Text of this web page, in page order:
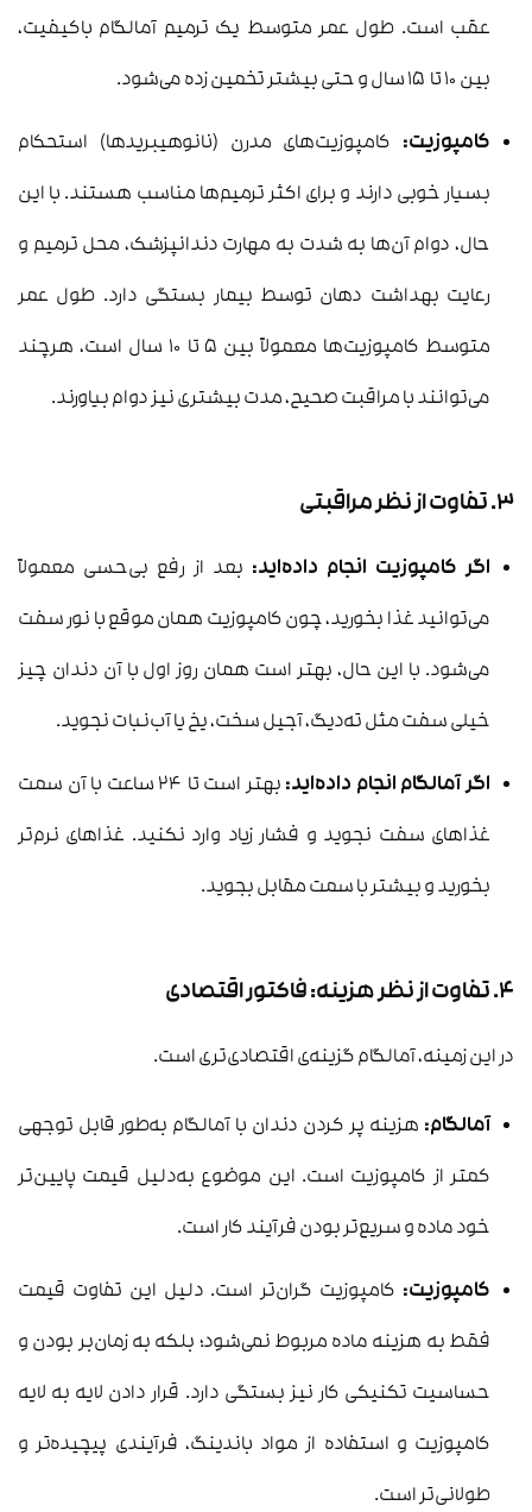
عقب است. طول عمر متوسط یک ترمیم آمالگام باکیفیت،
بین ۱۰ تا ۱۵ سال و حتی بیشتر تخمین زده می‌شود.
کامپوزیت: کامپوزیت‌های مدرن (نانوهیبریدها) استحکام
بسیار خوبی دارند و برای اکثر ترمیم‌ها مناسب هستند. با این
حال، دوام آن‌ها به شدت به مهارت دندانپزشک، محل ترمیم و
رعایت بهداشت دهان توسط بیمار بستگی دارد. طول عمر
متوسط کامپوزیت‌ها معمولاً بین ۵ تا ۱۰ سال است، هرچند
می‌توانند با مراقبت صحیح، مدت بیشتری نیز دوام بیاورند.
۳. تفاوت از نظر مراقبتی
اگر کامپوزیت انجام داده‌اید: بعد از رفع بی‌حسی معمولاً
می‌توانید غذا بخورید، چون کامپوزیت همان موقع با نور سفت
می‌شود. با این حال، بهتر است همان روز اول با آن دندان چیز
خیلی سفت مثل ته‌دیگ، آجیل سخت، یخ یا آب‌نبات نجوید.
اگر آمالگام انجام داده‌اید:
بهتر است تا ۲۴ ساعت با آن سمت
غذاهای سفت نجوید و فشار زیاد وارد نکنید. غذاهای نرم‌تر
بخورید و بیشتر با سمت مقابل بجوید.
۴. تفاوت از نظر هزینه: فاکتور اقتصادی
در این زمینه، آمالگام گزینه‌ی اقتصادی‌تری است.
آمالگام: هزینه پر کردن دندان با آمالگام به‌طور قابل توجهی
کمتر از کامپوزیت است. این موضوع به‌دلیل قیمت پایین‌تر
خود ماده و سریع‌تر بودن فرآیند کار است.
کامپوزیت: کامپوزیت گران‌تر است. دلیل این تفاوت قیمت
فقط به هزینه ماده مربوط نمی‌شود؛ بلکه به زمان‌بر بودن و
حساسیت تکنیکی کار نیز بستگی دارد. قرار دادن لایه به لایه
کامپوزیت و استفاده از مواد باندینگ، فرآیندی پیچیده‌تر و
طولانی‌تر است.